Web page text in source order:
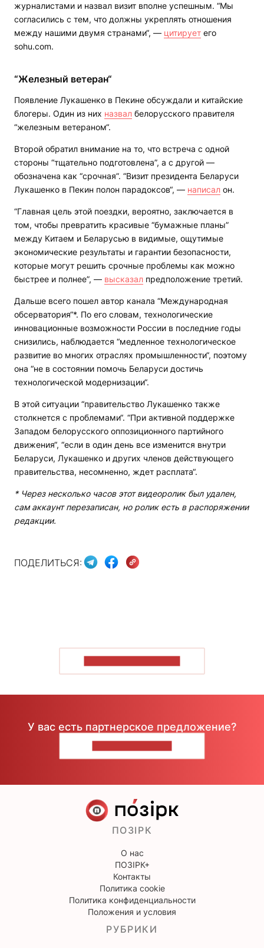
журналистами и назвал визит вполне успешным. “Мы
согласились с тем, что должны укреплять отношения
между нашими двумя странами“, — цитирует его
sohu.com.
“Железный ветеран“
Появление Лукашенко в Пекине обсуждали и китайские
блогеры. Один из них назвал белорусского правителя
“железным ветераном“.
Второй обратил внимание на то, что встреча с одной
стороны “тщательно подготовлена”, а с другой —
обозначена как “срочная”. “Визит президента Беларуси
Лукашенко в Пекин полон парадоксов“, — написал он.
“Главная цель этой поездки, вероятно, заключается в
том, чтобы превратить красивые “бумажные планы”
между Китаем и Беларусью в видимые, ощутимые
экономические результаты и гарантии безопасности,
которые могут решить срочные проблемы как можно
быстрее и полнее”, — высказал предположение третий.
Дальше всего пошел автор канала “Международная
обсерватория“*. По его словам, технологические
инновационные возможности России в последние годы
снизились, наблюдается “медленное технологическое
развитие во многих отраслях промышленности“, поэтому
она “не в состоянии помочь Беларуси достичь
технологической модернизации“.
В этой ситуации “правительство Лукашенко также
столкнется с проблемами“. “При активной поддержке
Западом белорусского оппозиционного партийного
движения“, “если в один день все изменится внутри
Беларуси, Лукашенко и других членов действующего
правительства, несомненно, ждет расплата“.
* Через несколько часов этот видеоролик был удален,
сам аккаунт перезаписан, но ролик есть в распоряжении
редакции.
ПОДЕЛИТЬСЯ:
У вас есть партнерское предложение?
ПОЗІРК
О нас
ПОЗІРК+
Контакты
Политика cookie
Политика конфиденциальности
Положения и условия
РУБРИКИ